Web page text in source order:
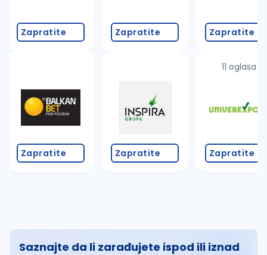
Zapratite
Zapratite
Zapratite
Zapratite
Zapratite
11 oglasa
Zapratite
Saznajte da li zarađujete ispod ili iznad